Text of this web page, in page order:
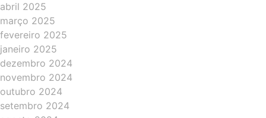
abril 2025
março 2025
fevereiro 2025
janeiro 2025
dezembro 2024
novembro 2024
outubro 2024
setembro 2024